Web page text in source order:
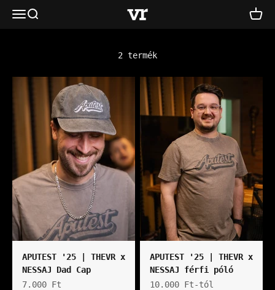
TheVR Shop
2 termék
APUTEST '25 | THEVR x
NESSAJ Dad Cap
Akciós ár
7.000 Ft
APUTEST '25 | THEVR x
NESSAJ férfi póló
Akciós ár
10.000 Ft-tól